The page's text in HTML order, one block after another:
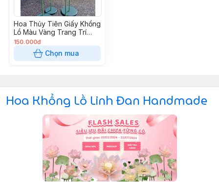
Hoa Thủy Tiên Giấy Khổng
Lồ Màu Vàng Trang Trí
Cửa Hàng, Nhà Ở
150.000đ
Chọn mua
Hoa Khổng Lồ Linh Đan Handmade